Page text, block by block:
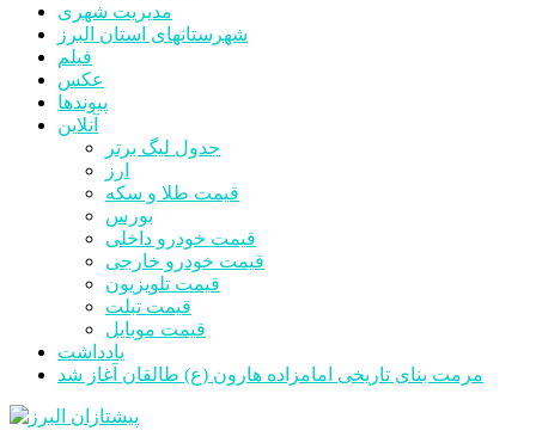
مدیریت شهری
شهرستانهای استان البرز
فیلم
عکس
پیوندها
آنلاین
جدول لیگ برتر
ارز
قیمت طلا و سکه
بورس
قیمت خودرو داخلی
قیمت خودرو خارجی
قیمت تلویزیون
قیمت تبلت
قیمت موبایل
یادداشت
مرمت بنای تاریخی امامزاده هارون (ع) طالقان آغاز شد